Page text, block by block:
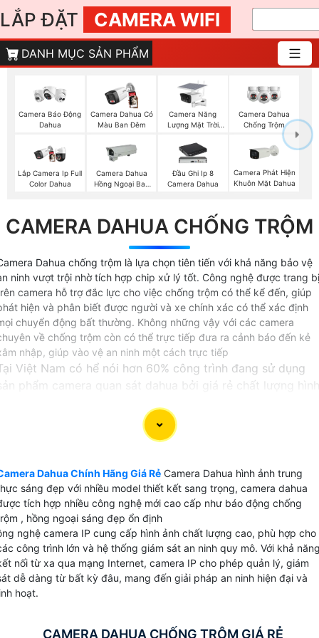
LẮP ĐẶT CAMERA WIFI
DANH MỤC SẢN PHẨM
Camera Báo Động
Dahua
Camera Dahua Có
Màu Ban Đêm
Camera Năng
Lượng Mặt Trời
Camera Dahua
Chống Trộm
Lắp Camera Ip Full
Color Dahua
Camera Dahua
Hồng Ngoại Ban
Đầu Ghi Ip 8
Camera Dahua
Camera Phát Hiện
Khuôn Mặt Dahua
CAMERA DAHUA CHỐNG TRỘM
Dahua chống trộm là lựa chọn tiên tiến với khả năng bảo vệ
ninh vượt trội nhờ tích hợp chip xử lý tốt. Công nghệ được trang bị
camera hỗ trợ đắc lực cho việc chống trộm có thể kể đến, giúp
hiện và phân biết được người và xe chính xác có thể xác định
chuyển động bất thường. Không những vậy với các camera
về chống trộm còn có thể trực tiếp đưa ra cảnh báo đến kẻ
nhập, giúp vào vệ an ninh một cách trực tiếp
Việt Nam có hể nói hơn 60% công trình đang sử dụng
phẩm camera quan sát dahua bởi giá rẻ chất lượng hình
hình ảnh giám sát rõ nét từng chi tiết tương đương với
nghệ camera IP nhưng có giá thành rẻ hơn.
về chất lượng sản phẩm và dịch vụ sau bán hàng của
camera này.
dụng camera dahua cho gia đình, văn phòng ,cửa hàng
lựa chọn tốt nhất bởi hình ảnh sắt nét giá rẻ, ngoài ra
mềm camera Dahua thiết kế rất thân thiện với người
không chuyên.
Dahua Chính Hãng Giá Rẻ Camera Dahua hình ảnh trung
sáng đẹp với nhiều model thiết kết sang trọng, camera dahua
tích hợp nhiều công nghệ mới cao cấp như báo động chống
, hồng ngoại sáng đẹp ổn định
nghệ camera IP cung cấp hình ảnh chất lượng cao, phù hợp cho
công trình lớn và hệ thống giám sát an ninh quy mô. Với khả
nối từ xa qua mạng Internet, camera IP cho phép quản lý, giám
dễ dàng từ bất kỳ đâu, mang đến giải pháp an ninh hiện đại và
hoạt.
CAMERA DAHUA CHỐNG TRỘM GIÁ RẺ